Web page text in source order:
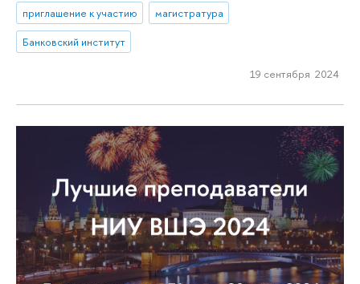
приглашение к участию
магистратура
Банковский институт
19 сентября 2024